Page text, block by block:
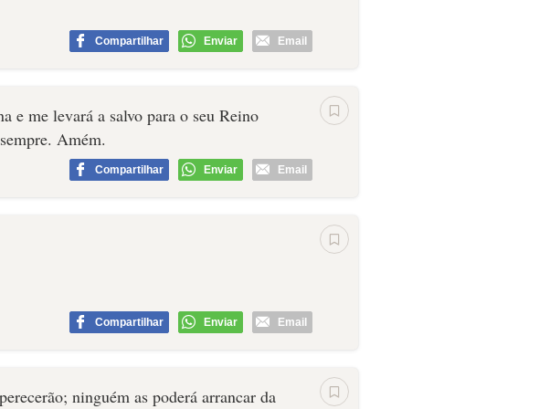
Compartilhar Enviar Email
e me levará a salvo para o seu Reino
Amém.
Compartilhar Enviar Email
Compartilhar Enviar Email
ninguém as poderá arrancar da